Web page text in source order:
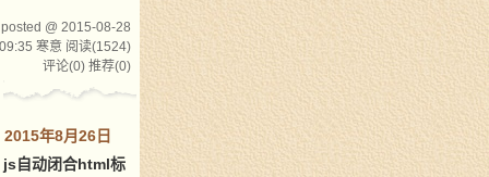
posted @ 2015-08-28
寒意 阅读(1524)
评论(0) 推荐(0)
2015年8月26日
js自动闭合html标